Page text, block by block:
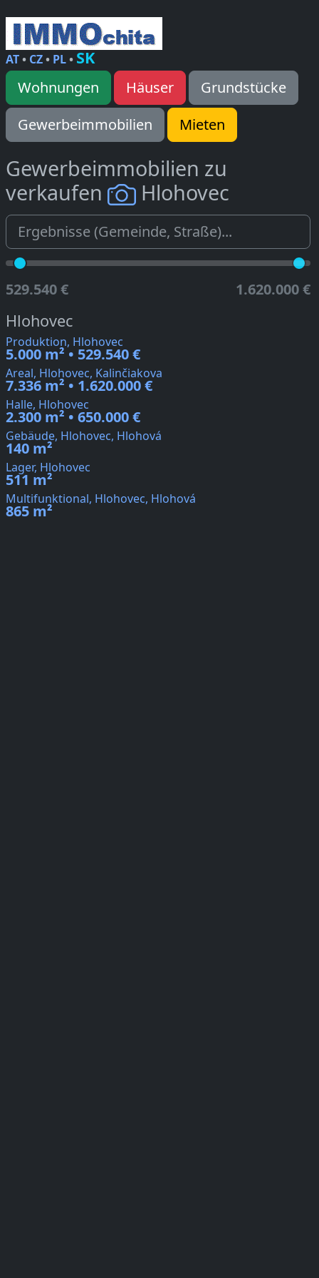
AT• CZ• PL• SK
Wohnungen Häuser
Grundstücke
Gewerbeimmobilien
Mieten
Gewerbeimmobilien zu
verkaufen
Hlohovec
529.540 € 1.620.000 €
Hlohovec
Produktion, Hlohovec
5.000 m² • 529.540 €
Areal, Hlohovec, Kalinčiakova
7.336 m² • 1.620.000 €
Halle, Hlohovec
2.300 m² • 650.000 €
Gebäude, Hlohovec, Hlohová
140 m²
Lager, Hlohovec
511 m²
Multifunktional, Hlohovec, Hlohová
865 m²